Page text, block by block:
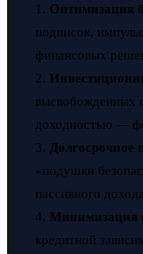
1. Оптимизация
подписок,
финансовых
2.
высвобожденных
доходностью —
3. Долгосрочное
«подушки
пассивного
4. Минимизация
кредитной